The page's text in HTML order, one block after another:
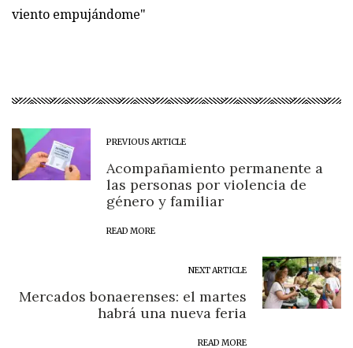
viento empujándome"
PREVIOUS ARTICLE
Acompañamiento permanente a
las personas por violencia de
género y familiar
READ MORE
NEXT ARTICLE
Mercados bonaerenses: el martes
habrá una nueva feria
READ MORE